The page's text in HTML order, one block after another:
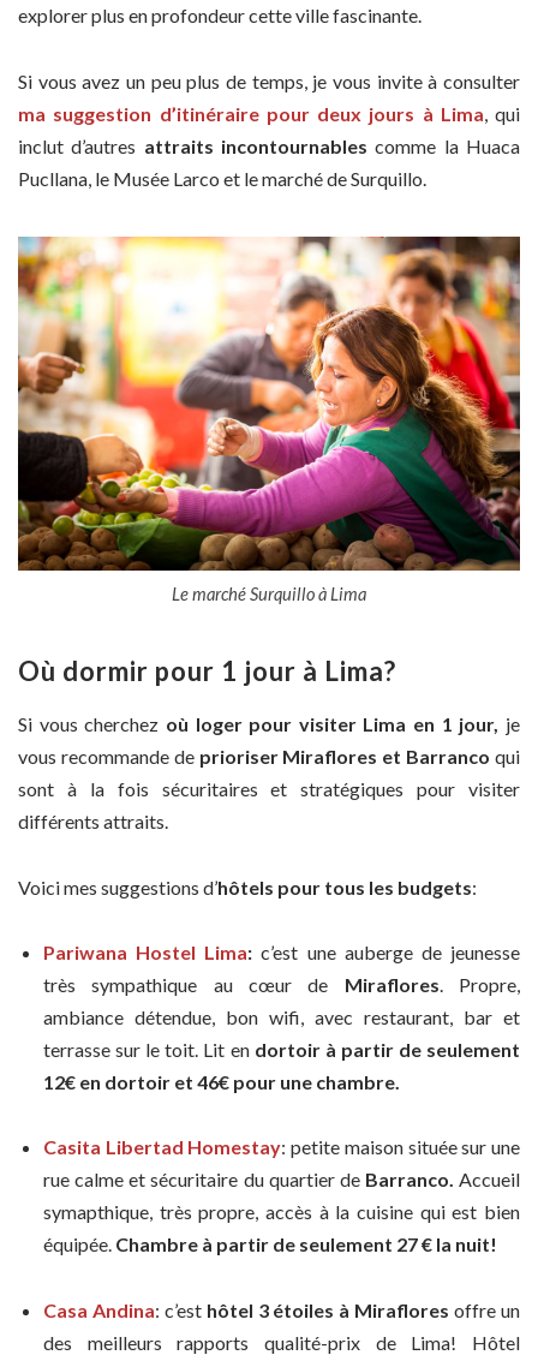
explorer plus en profondeur cette ville fascinante.
Si vous avez un peu plus de temps, je vous invite à consulter
ma suggestion d’itinéraire pour deux jours à Lima , qui
inclut d’autres attraits incontournables comme la Huaca
Pucllana, le Musée Larco et le marché de Surquillo.
Le marché Surquillo à Lima
Où dormir pour 1 jour à Lima?
Si vous cherchez où loger pour visiter Lima en 1 jour, je
vous recommande de prioriser Miraflores et Barranco qui
sont à la fois sécuritaires et stratégiques pour visiter
différents attraits.
Voici mes suggestions d’hôtels pour tous les budgets:
Pariwana Hostel Lima:c’est une auberge de jeunesse
très sympathique au cœur de Miraflores. Propre,
ambiance détendue, bon wifi, avec restaurant, bar et
terrasse sur le toit. Lit en dortoir à partir de seulement
12€ en dortoir et 46€ pour une chambre.
Casita Libertad Homestay: petite maison située sur une
rue calme et sécuritaire du quartier de Barranco. Accueil
symapthique, très propre, accès à la cuisine qui est bien
équipée. Chambre à partir de seulement 27€ la nuit!
Casa Andina: c’est hôtel 3 étoiles à Miraflores offre un
des meilleurs rapports qualité-prix de Lima! Hôtel